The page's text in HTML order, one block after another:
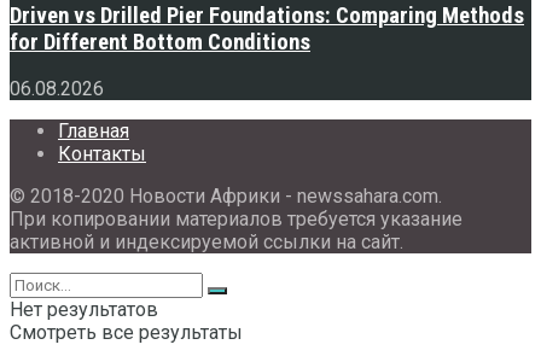
Driven vs Drilled Pier Foundations: Comparing Methods
for Different Bottom Conditions
06.08.2026
Главная
Контакты
© 2018-2020 Новости Африки - newssahara.com.
При копировании материалов требуется указание
активной и индексируемой ссылки на сайт.
Нет результатов
Смотреть все результаты